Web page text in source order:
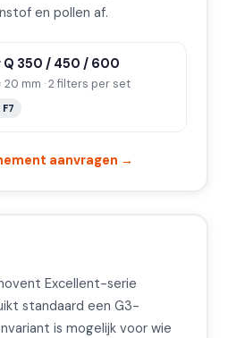
en pollen af.
Q 350 / 450 / 600
20 mm · 2 filters per set
aanvragen →
Excellent-serie
standaard een G3-
is mogelijk voor wie